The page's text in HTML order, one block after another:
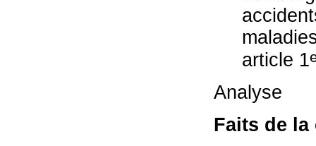
article 1
Analyse
Faits de la